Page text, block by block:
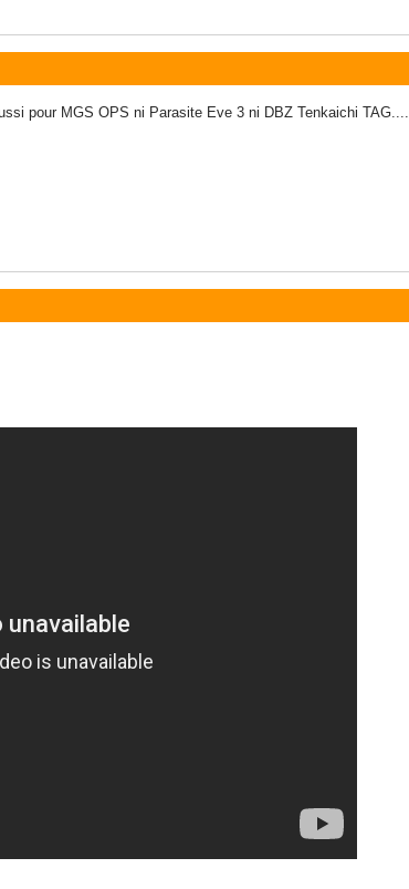
pour MGS OPS ni Parasite Eve 3 ni DBZ Tenkaichi TAG....